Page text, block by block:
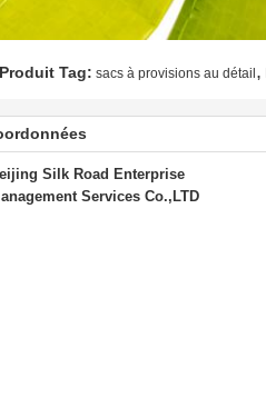
Produit Tag: sacs à provisions au détail ,
Silk Road Enterprise
Services Co.,LTD